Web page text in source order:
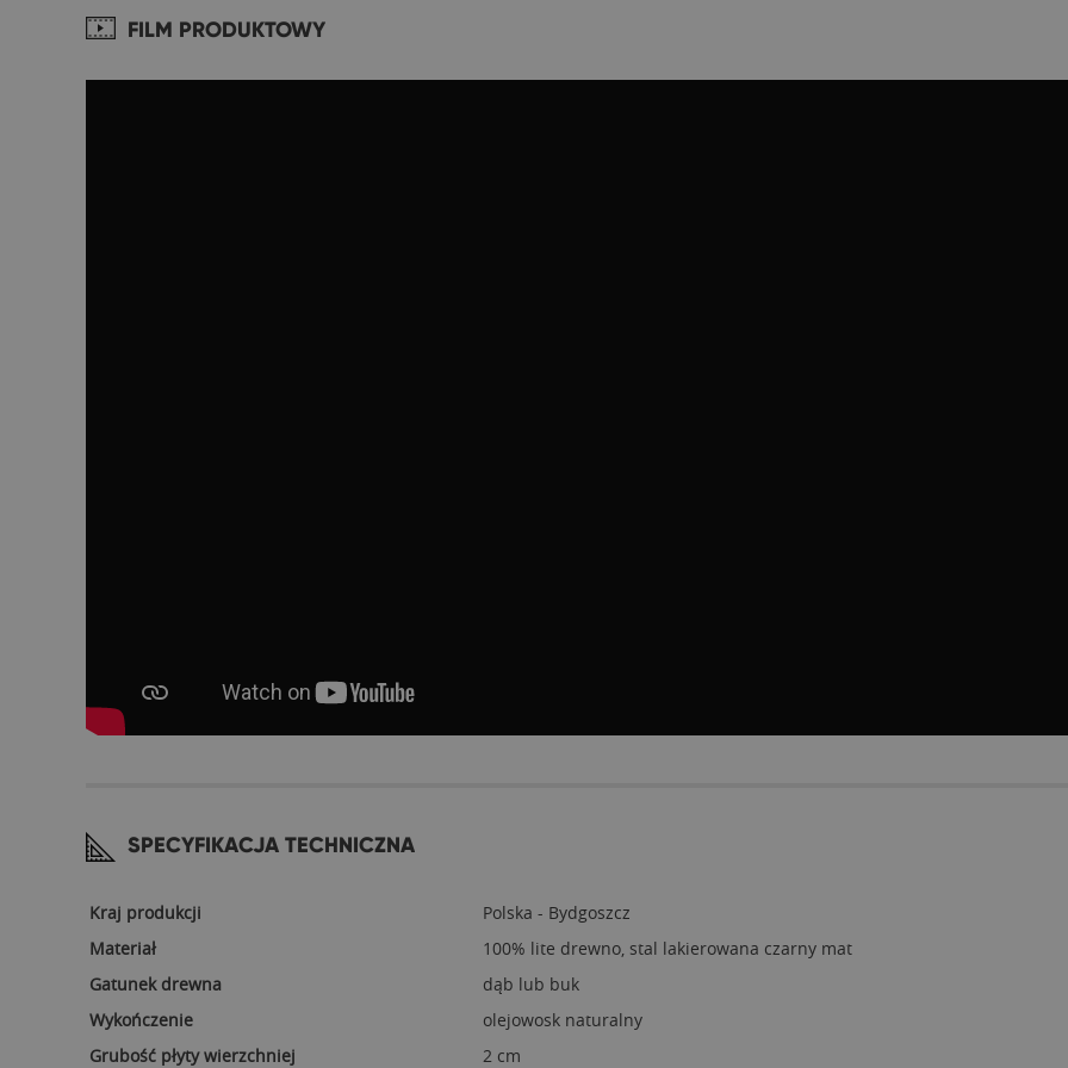
FILM PRODUKTOWY
SPECYFIKACJA TECHNICZNA
Kraj produkcji
Polska - Bydgoszcz
Materiał
100% lite drewno, stal lakierowana czarny mat
Gatunek drewna
dąb lub buk
Wykończenie
olejowosk naturalny
Grubość płyty wierzchniej
2 cm